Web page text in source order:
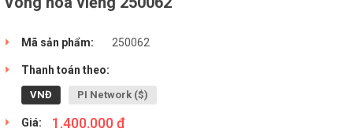
Mã sản phẩm: 250062
Thanh toán theo:
VNĐ PI Network ($)
Giá: 1.400.000 đ